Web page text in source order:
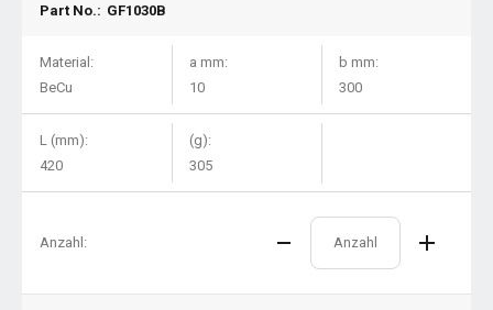
Part No.: GF1030B
Material:
BeCu
a mm:
10
b mm:
300
L (mm):
420
(g):
305
Anzahl: